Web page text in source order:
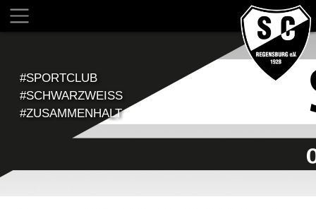
#SPORTCLUB
#SCHWARZWEISS
#ZUSAMMENHALT